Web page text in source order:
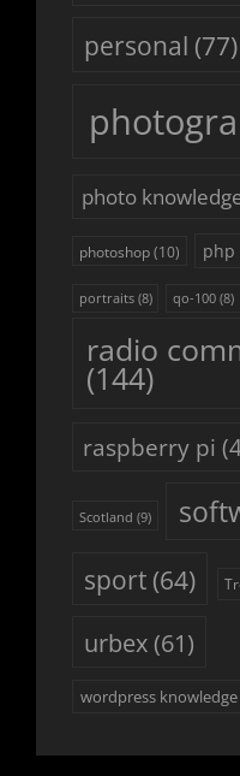
personal (77)
photo
photoshop (10) php
portraits(8) qo-100(8)
radio
(144)
raspberry pi
Scotland (9)
sport(64)
urbex(61)
wordpress